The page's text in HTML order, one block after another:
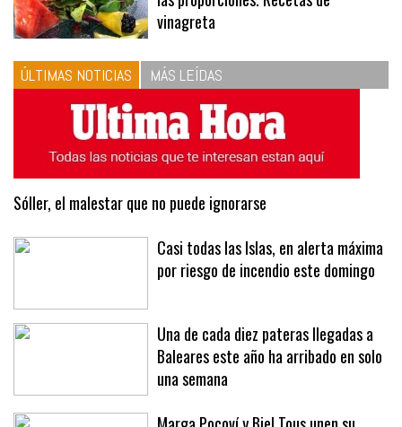
10La vinagreta perfecta: respeta
las proporciones. Recetas de
vinagreta
ÚLTIMAS NOTICIAS MÁS LEÍDAS
Sóller, el malestar que no puede ignorarse
Casi todas las Islas, en alerta máxima
Una de cada diez pateras llegadas a
Baleares este año ha arribado en solo
una semana